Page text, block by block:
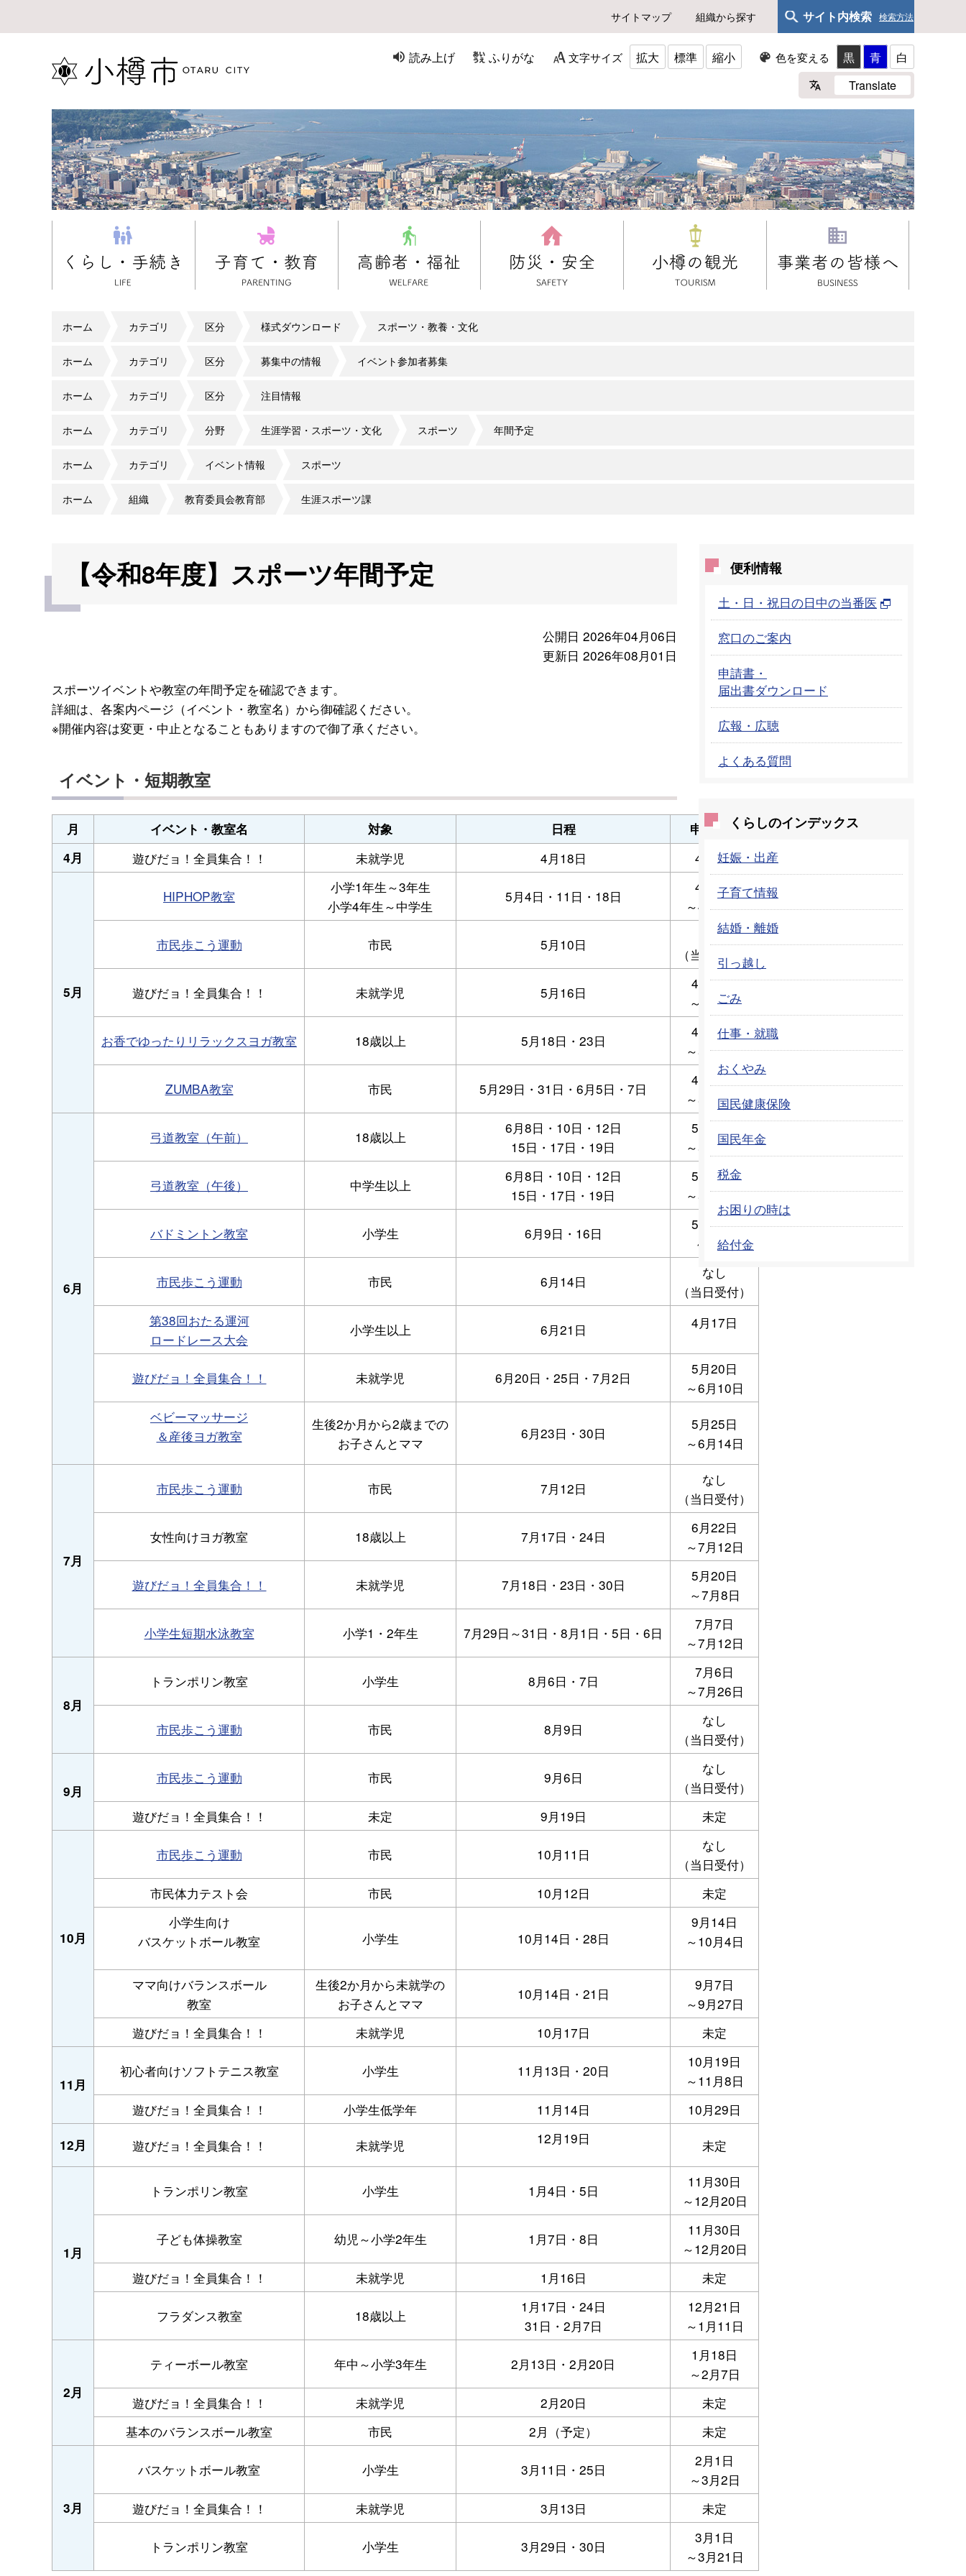
サイトマップ 組織から探す サイト内検索 検索方法
読み上げ ふりがな 文字サイズ 拡大 標準 縮小 色を変える 黒 青
白
Translate
ホーム カテゴリ 区分 様式ダウンロード スポーツ・教養・文化
ホーム カテゴリ 区分 募集中の情報 イベント参加者募集
ホーム カテゴリ 区分 注目情報
ホーム カテゴリ 分野 生涯学習・スポーツ・文化 スポーツ 年間予定
ホーム カテゴリ イベント情報 スポーツ
ホーム 組織 教育委員会教育部 生涯スポーツ課
【令和8年度】スポーツ年間予定
公開日 2026年04月06日
更新日 2026年08月01日
スポーツイベントや教室の年間予定を確認できます。
詳細は、各案内ページ（イベント・教室名）から御確認ください。
※開催内容は変更・中止となることもありますので御了承ください。
イベント・短期教室
月 イベント・教室名 対象 日程
申込期間
4月
遊びだョ！全員集合！！ 未就学児 4月18日 4月8日
5月
HIPHOP教室
小学1年生～3年生
小学4年生～中学生
5月4日・11日・18日
4月6日
～4月26日
市民歩こう運動 市民 5月10日
なし
（当日受付）
遊びだョ！全員集合！！ 未就学児 5月16日
4月15日
～5月6日
お香でゆったりリラックスヨガ教室 18歳以上 5月18日・23日
4月20日
～5月10日
ZUMBA教室 市民 5月29日・31日・6月5日・7日
4月27日
～5月17日
6月
弓道教室（午前） 18歳以上
6月8日・10日・12日
15日・17日・19日
5月11日
～5月31日
弓道教室（午後） 中学生以上
6月8日・10日・12日
15日・17日・19日
5月11日
～5月31日
バドミントン教室 小学生 6月9日・16日
5月11日
～31日
市民歩こう運動 市民 6月14日
なし
（当日受付）
第38回おたる運河
ロードレース大会
小学生以上 6月21日 4月17日
遊びだョ！全員集合！！ 未就学児 6月20日・25日・7月2日
5月20日
～6月10日
ベビーマッサージ
＆産後ヨガ教室
生後2か月から2歳までの
お子さんとママ
6月23日・30日
5月25日
～6月14日
7月
市民歩こう運動 市民 7月12日
なし
（当日受付）
女性向けヨガ教室 18歳以上 7月17日・24日
6月22日
～7月12日
遊びだョ！全員集合！！ 未就学児 7月18日・23日・30日
5月20日
～7月8日
小学生短期水泳教室 小学1・2年生 7月29日～31日・8月1日・5日・6日
7月7日
～7月12日
8月
トランポリン教室 小学生 8月6日・7日
7月6日
～7月26日
市民歩こう運動 市民 8月9日
なし
（当日受付）
9月
市民歩こう運動 市民 9月6日
なし
（当日受付）
遊びだョ！全員集合！！
未定 9月19日 未定
10月
市民歩こう運動 市民 10月11日
なし
（当日受付）
市民体力テスト会
市民 10月12日
未定
小学生向け
バスケットボール教室
小学生 10月14日・28日
9月14日
～10月4日
ママ向けバランスボール
教室
生後2か月から未就学の
お子さんとママ
10月14日・21日
9月7日
～9月27日
遊びだョ！全員集合！！
未就学児 10月17日 未定
11月
初心者向けソフトテニス教室 小学生 11月13日・20日
10月19日
～11月8日
遊びだョ！全員集合！！
小学生低学年 11月14日 10月29日
12月 遊びだョ！全員集合！！ 未就学児 12月19日 未定
1月
トランポリン教室 小学生 1月4日・5日
11月30日
～12月20日
子ども体操教室 幼児～小学2年生 1月7日・8日
11月30日
～12月20日
遊びだョ！全員集合！！
未就学児 1月16日 未定
フラダンス教室 18歳以上
1月17日・24日
31日・2月7日
12月21日
～1月11日
2月
ティーボール教室 年中～小学3年生 2月13日・2月20日
1月18日
～2月7日
遊びだョ！全員集合！！
未就学児 2月20日
未定
基本のバランスボール教室
市民 2月（予定） 未定
3月
バスケットボール教室 小学生 3月11日・25日
2月1日
～3月2日
遊びだョ！全員集合！！
未就学児 3月13日 未定
トランポリン教室 小学生 3月29日・30日
3月1日
～3月21日
便利情報
土・日・祝日の日中の当番医
窓口のご案内
申請書・
届出書ダウンロード
広報・広聴
よくある質問
くらしのインデックス
妊娠・出産
子育て情報
結婚・離婚
引っ越し
ごみ
仕事・就職
おくやみ
国民健康保険
国民年金
税金
お困りの時は
給付金